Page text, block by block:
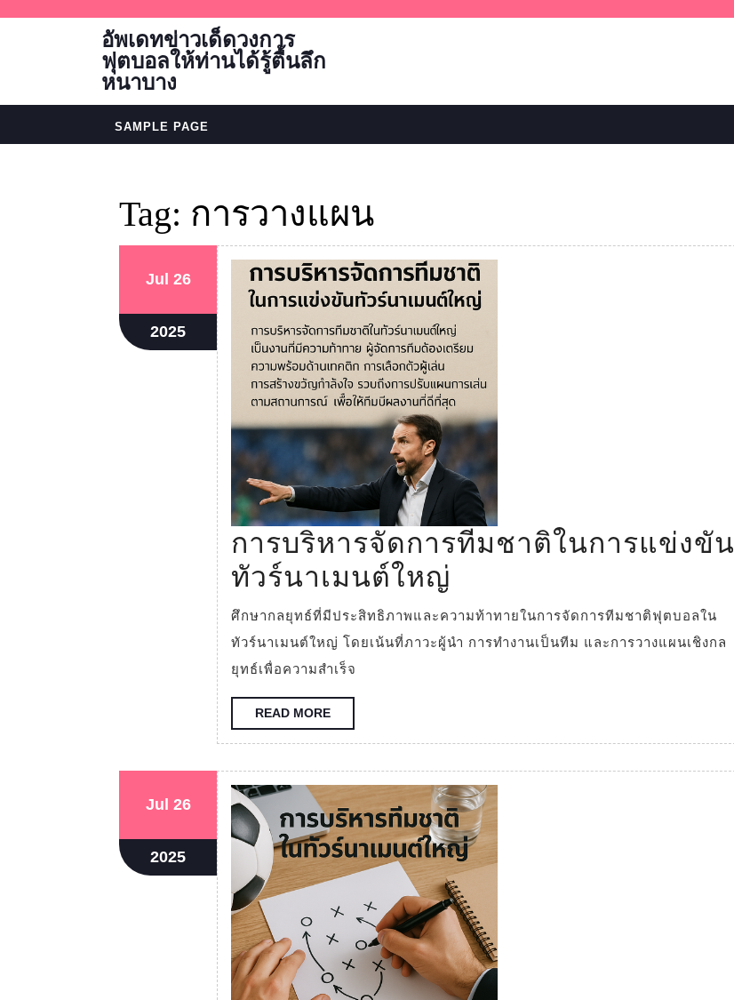
อัพเดทข่าวเด็ดวงการ
ฟุตบอลให้ท่านได้รู้ตื้นลึก
หนาบาง
SAMPLE PAGE
Tag: การวางแผน
JulJuly
2025
26July
2025
2025July
26,
2025
การบริหารจัดการทีมชาติในการแข่งขัน
ทัวร์นาเมนต์ใหญ่
บริหาร
จัดการ
ใน
การ
แข่งขัน
ทัวร์
นา
เมน
ต์
ใหญ่
ศึกษากลยุทธ์ที่มีประสิทธิภาพและความท้าทายในการจัดการทีมชาติฟุตบอลใน
ทัวร์นาเมนต์ใหญ่ โดยเน้นที่ภาวะผู้นำ การทำงานเป็นทีม และการวางแผนเชิงกล
ยุทธ์เพื่อความสำเร็จ
READ MOREREAD
MORE
JulJuly
2025
26July
2025
2025July
26,
2025